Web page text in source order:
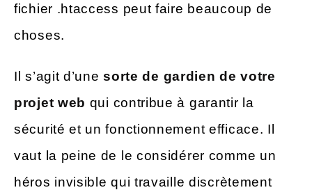
fichier .htaccess peut faire beaucoup de
choses.
Il s’agit d’unesorte de gardien de votre
projet web qui contribue à garantir la
sécurité et un fonctionnement efficace. Il
vaut la peine de le considérer comme un
héros invisible qui travaille discrètement